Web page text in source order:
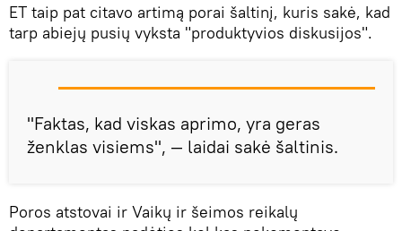
ET taip pat citavo artimą porai šaltinį, kuris sakė, kad
tarp abiejų pusių vyksta "produktyvios diskusijos".
"Faktas, kad viskas aprimo, yra geras
ženklas visiems", — laidai sakė šaltinis.
Poros atstovai ir Vaikų ir šeimos reikalų